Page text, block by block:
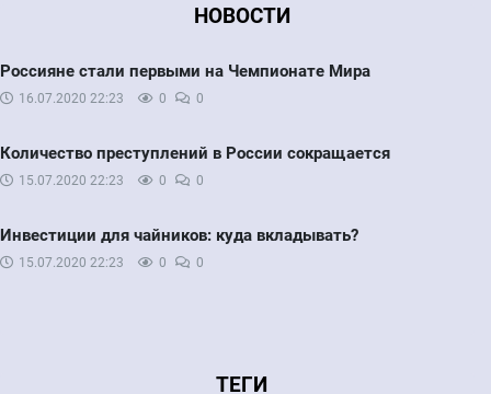
НОВОСТИ
Россияне стали первыми на Чемпионате Мира
16.07.2020 22:23 0 0
Количество преступлений в России сокращается
15.07.2020 22:23 0 0
Инвестиции для чайников: куда вкладывать?
15.07.2020 22:23 0 0
ТЕГИ